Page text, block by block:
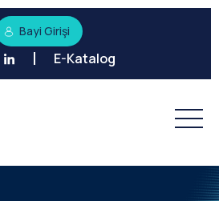
Bayi Girişi
E-Katalog